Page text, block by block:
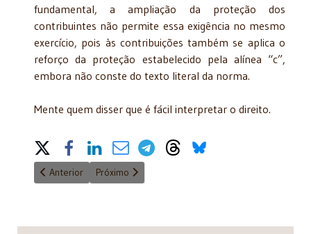
fundamental, a ampliação da proteção dos
contribuintes não permite essa exigência no mesmo
exercício, pois às contribuições também se aplica o
reforço da proteção estabelecido pela alínea “c”,
embora não conste do texto literal da norma.
Mente quem disser que é fácil interpretar o direito.
Share on Social Media
Artigo anterior: Combate às mudanças climáticas
Anterior Próximo artigo: AINDA HÁ ADVOGADOS?
Próximo